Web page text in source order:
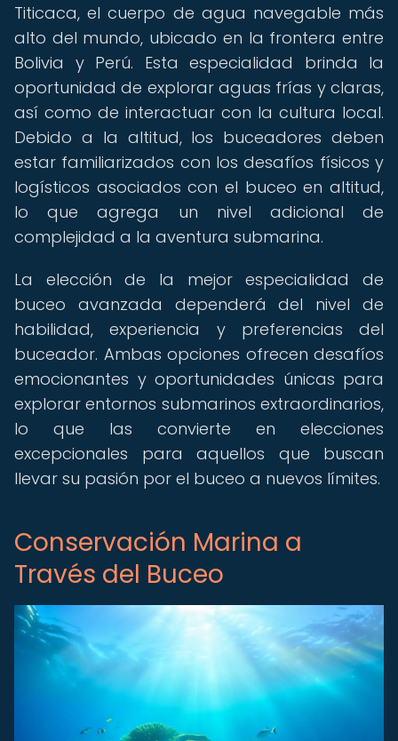
Titicaca, el cuerpo de agua navegable más
alto del mundo, ubicado en la frontera entre
Bolivia y Perú. Esta especialidad brinda la
oportunidad de explorar aguas frías y claras,
así como de interactuar con la cultura local.
Debido a la altitud, los buceadores deben
estar familiarizados con los desafíos físicos y
logísticos asociados con el buceo en altitud,
lo que agrega un nivel adicional de
complejidad a la aventura submarina.
La elección de la mejor especialidad de
buceo avanzada dependerá del nivel de
habilidad, experiencia y preferencias del
buceador. Ambas opciones ofrecen desafíos
emocionantes y oportunidades únicas para
explorar entornos submarinos extraordinarios,
lo que las convierte en elecciones
excepcionales para aquellos que buscan
llevar su pasión por el buceo a nuevos límites.
Conservación Marina a
Través del Buceo